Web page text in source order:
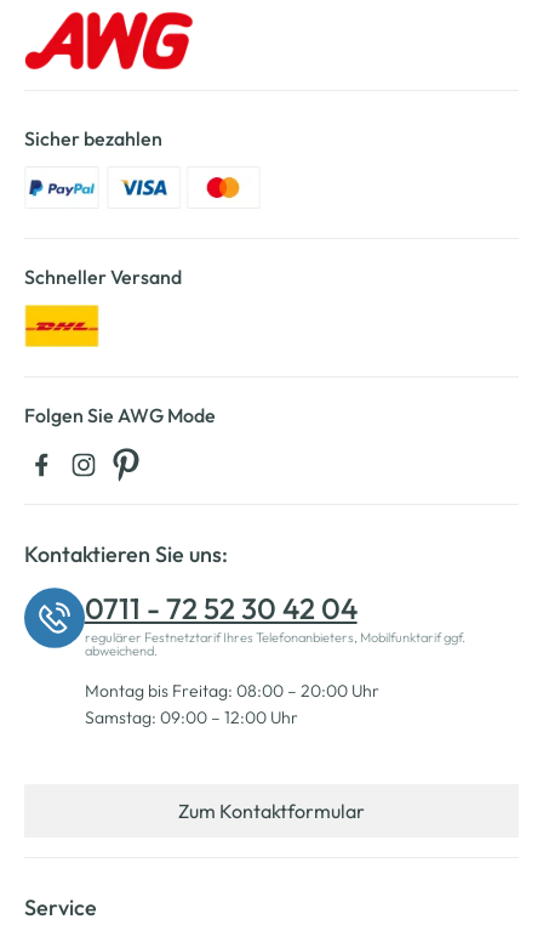
Sicher bezahlen
Schneller Versand
Folgen Sie AWG Mode
Kontaktieren Sie uns:
0711 - 72 52 30 42 04
regulärer Festnetztarif Ihres Telefonanbieters, Mobilfunktarif ggf.
abweichend.
Montag bis Freitag: 08:00 – 20:00 Uhr
Samstag: 09:00 – 12:00 Uhr
Zum Kontaktformular
Service